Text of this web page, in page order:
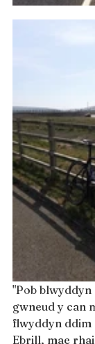
"Pob
gwneud y can
flwyddyn ddim
Ebrill, mae